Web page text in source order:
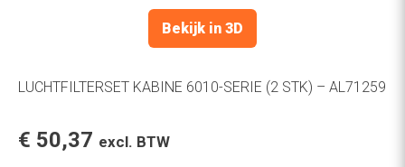
Bekijk in 3D
LUCHTFILTERSET KABINE 6010-SERIE (2 STK) – AL71259
€ 50,37 excl. BTW